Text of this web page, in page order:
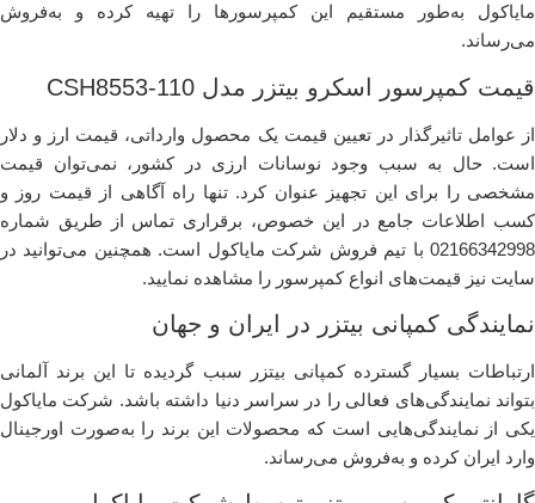
مایاکول به‌طور مستقیم این کمپرسورها را تهیه کرده و به‌فروش
می‌رساند.
قیمت کمپرسور اسکرو بیتزر مدل CSH8553-110
از عوامل تاثیرگذار در تعیین قیمت یک محصول وارداتی، قیمت ارز و دلار
است. حال به سبب وجود نوسانات ارزی در کشور، نمی‌توان قیمت
مشخصی را برای این تجهیز عنوان کرد. تنها راه آگاهی از قیمت روز و
کسب اطلاعات جامع در این خصوص، برقراری تماس از طریق شماره
02166342998 با تیم فروش شرکت مایاکول است. همچنین می‌توانید در
سایت نیز قیمت‌های انواع کمپرسور را مشاهده نمایید.
نمایندگی کمپانی بیتزر در ایران و جهان
ارتباطات بسیار گسترده کمپانی بیتزر سبب گردیده تا این برند آلمانی
بتواند نمایندگی‌های فعالی را در سراسر دنیا داشته باشد. شرکت مایاکول
یکی از نمایندگی‌هایی است که محصولات این برند را به‌صورت اورجینال
وارد ایران کرده و به‌فروش می‌رساند.